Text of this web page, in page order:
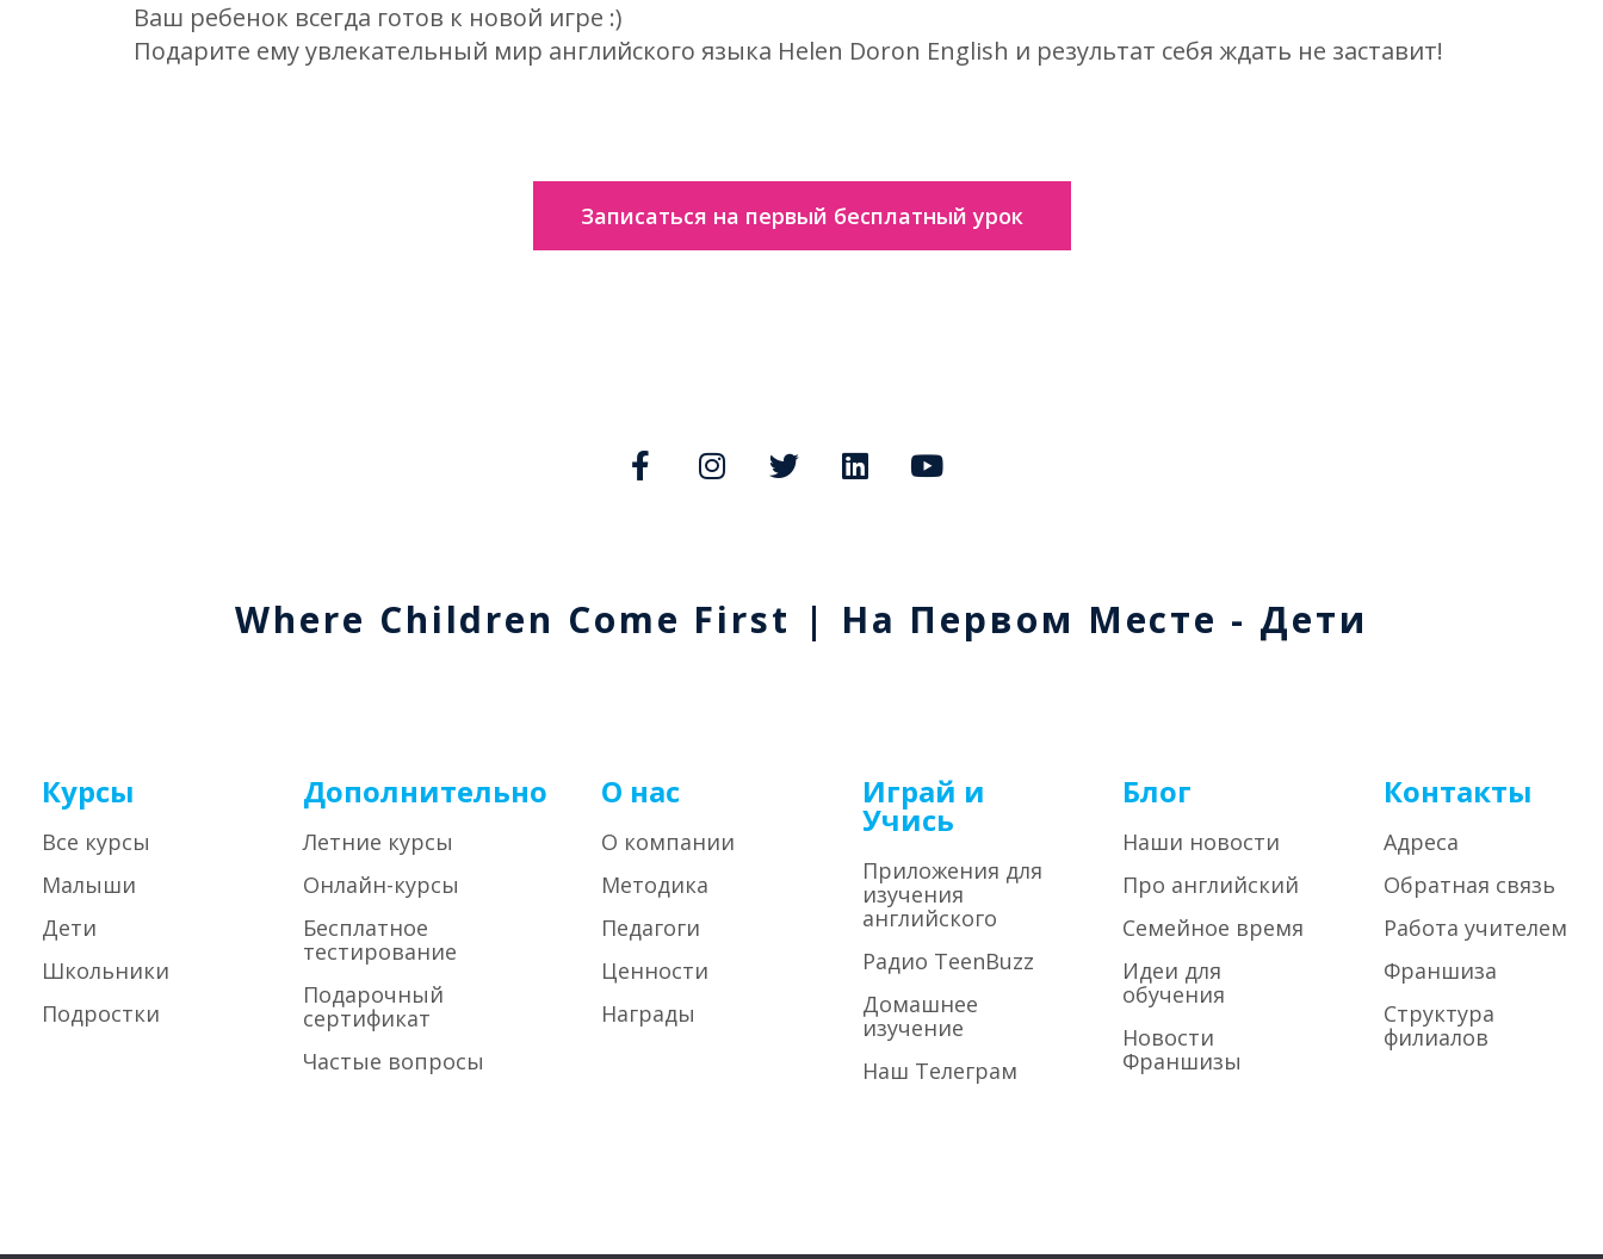
Ваш ребенок всегда готов к новой игре :)
Подарите ему увлекательный мир английского языка Helen Doron English и результат себя ждать не заставит!
Записаться на первый бесплатный урок
Where Children Come First | На Первом Месте - Дети
Курсы
Все курсы
Малыши
Дети
Школьники
Подростки
Дополнительно
Летние курсы
Онлайн-курсы
Бесплатное
тестирование
Подарочный
сертификат
Частые вопросы
О нас
О компании
Методика
Педагоги
Ценности
Награды
Играй и
Учись
Приложения для
изучения
английского
Радио TeenBuzz
Домашнее
изучение
Наш Телеграм
Блог
Наши новости
Про английский
Семейное время
Идеи для
обучения
Новости
Франшизы
Контакты
Адреса
Обратная связь
Работа учителем
Франшиза
Структура
филиалов